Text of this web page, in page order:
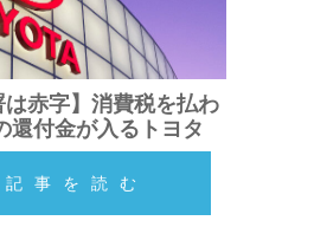
は赤字】消費税を払わ
還付金が入るトヨタ
事を読む